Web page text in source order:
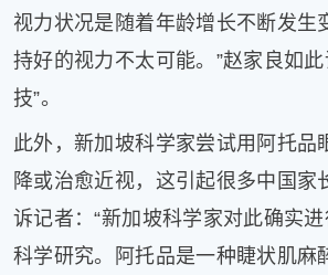
视力状况是随着年龄增长不断发生
持好的视力不太可能。”赵家良如
技”。
此外，新加坡科学家尝试用阿托品
降或治愈近视，这引起很多中国家
诉记者：“新加坡科学家对此确实
科学研究。阿托品是一种睫状肌麻